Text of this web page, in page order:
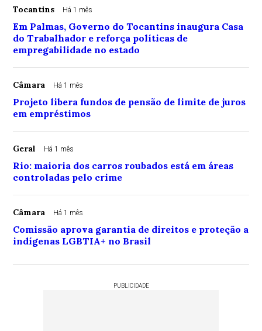
Tocantins Há 1 mês
Em Palmas, Governo do Tocantins inaugura Casa
do Trabalhador e reforça políticas de
empregabilidade no estado
Câmara Há 1 mês
Projeto libera fundos de pensão de limite de juros
em empréstimos
Geral Há 1 mês
Rio: maioria dos carros roubados está em áreas
controladas pelo crime
Câmara Há 1 mês
Comissão aprova garantia de direitos e proteção a
indígenas LGBTIA+ no Brasil
PUBLICIDADE